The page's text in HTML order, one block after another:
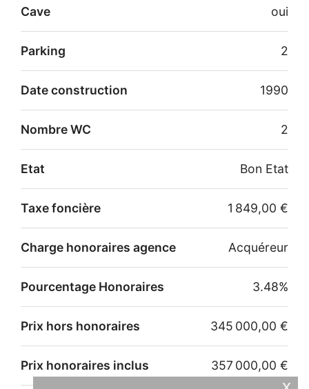
Cave oui
Parking 2
Date construction 1990
Nombre WC 2
Etat Bon Etat
Taxe foncière 1 849,00 €
Charge honoraires agence Acquéreur
Pourcentage Honoraires 3.48%
Prix hors honoraires 345 000,00 €
Prix honoraires inclus 357 000,00 €